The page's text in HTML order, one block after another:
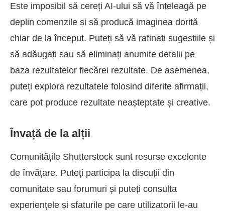
Este imposibil să cereți AI-ului să vă înțeleagă pe
deplin comenzile și să producă imaginea dorită
chiar de la început. Puteți să vă rafinați sugestiile și
să adăugați sau să eliminați anumite detalii pe
baza rezultatelor fiecărei rezultate. De asemenea,
puteți explora rezultatele folosind diferite afirmații,
care pot produce rezultate neașteptate și creative.
Învață de la alții
Comunitățile Shutterstock sunt resurse excelente
de învățare. Puteți participa la discuții din
comunitate sau forumuri și puteți consulta
experiențele și sfaturile pe care utilizatorii le-au